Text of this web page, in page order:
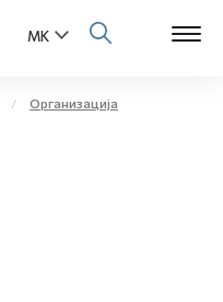
Организација